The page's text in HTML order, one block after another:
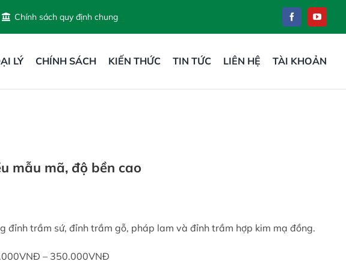
Chính sách quy định chung
LÝ CHÍNH SÁCH KIẾN THỨC TIN TỨC LIÊN HỆ TÀI KHOẢN
mẫu mã, độ bền cao
đỉnh trầm sứ, đỉnh trầm gỗ, pháp lam và đỉnh trầm hợp kim mạ đồng.
– 350.000VNĐ